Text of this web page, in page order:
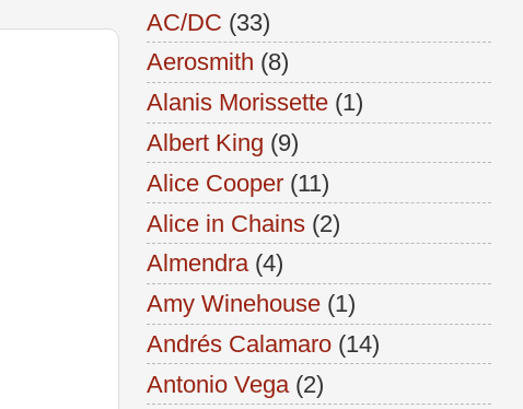
AC/DC (33)
Aerosmith (8)
Alanis Morissette (1)
Albert King (9)
Alice Cooper (11)
Alice in Chains (2)
Almendra (4)
Amy Winehouse (1)
Andrés Calamaro (14)
Antonio Vega (2)